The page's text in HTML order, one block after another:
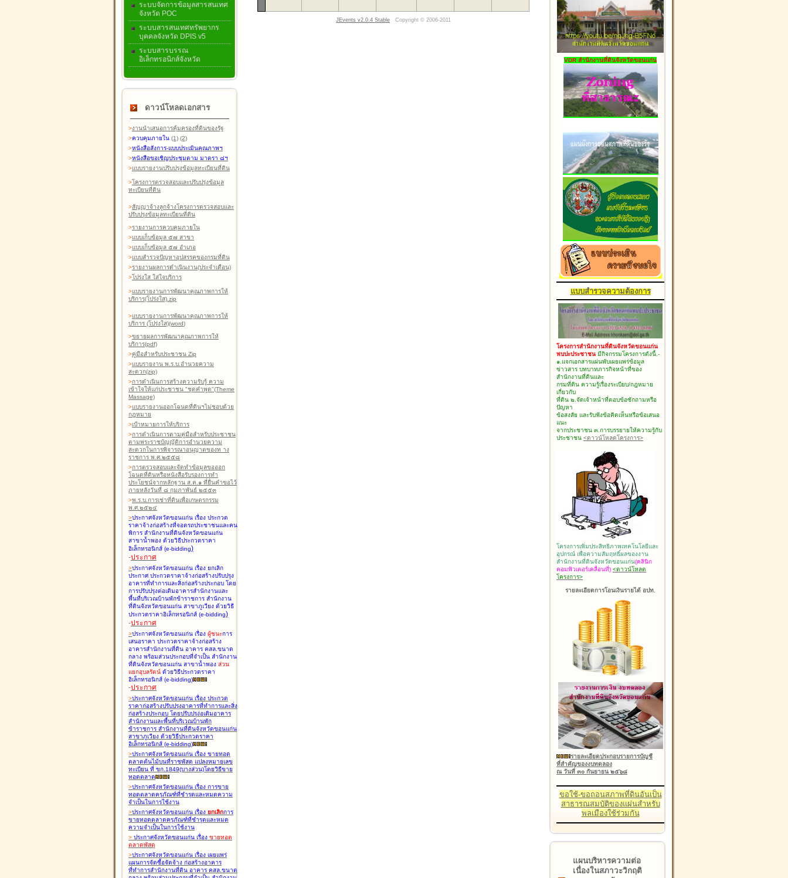
ระบบจัดการข้อมูลสารสนเทศ
จังหวัด POC
ระบบสารสนเทศทรัพยากร
บุคคลจังหวัด DPIS v5
ระบบสารบรรณ
อิเล็กทรอนิกส์จังหวัด
ดาวน์โหลดเอกสาร
>งานนำเสนอการคุ้มครองที่ดินของรัฐ
>ควบคุมภายใน (1) (2)
>หนังสือสังการ-แบบประเมินคุณภาพฯ
>หนังสือขอเชิญประชุมตาม มาตรา ๘ฯ
>แบบรายงานปรับปรุงข้อมูลทะเบียนที่ดิน
>โครงการตรวจสอบและปรับปรุงข้อมูล
ทะเบียนที่ดิน
>สัญญาจ้างลูกจ้างโครงการตรวจสอบและ
ปรับปรุงข้อมูลทะเบียนที่ดิน
>รายงานการควบคุมภายใน
>แบบเก็บข้อมูล ๕๗ สาขา
>แบบเก็บข้อมูล ๕๗ อำเภอ
>แบบสำรวจปัญหาอุปสรรคของกรมที่ดิน
>รายงานผลการดำเนินงาน(ประจำเดือน)
>โปร่งใส ใส่ใจบริการ
>แบบรายงานการพัฒนาคุณภาพการให้
บริการ(โปร่งใส).zip
>แบบรายงานการพัฒนาคุณภาพการให้
บริการ (โปร่งใส)(word)
>ขยายผลการพัฒนาคุณภาพการให้
บริการ(pdf)
>คู่มือสำหรับประชาชน Zip
>แบบรายงาน พ.ร.บ.อำนวยความ
สะดวก(zip)
>การดำเนินการสร้างความรับรู้ ความ
เข้าใจให้แก่ประชาชน "ชุดคำพูด"(Theme
Massage)
>แบบรายงานออกโฉนดที่ดินฯไม่ชอบด้วย
กฎหมาย
>เป้าหมายการให้บริการ
>การดำเนินการตามคู่มือสำหรับประชาชน
ตามพระราชบัญญัติการอำนวยความ
สะดวกในการพิจารณาอนุญาตของท าง
ราชการ พ.ศ.๒๕๕๘
>การตรวจสอบและจัดทำข้อมูลขอออก
โฉนดที่ดินหรือหนังสือรับรองการทำ
ประโยชน์จากหลักฐาน ส.ค.๑ ที่ยื่นคำขอไว้
ภายหลังวันที่ ๘ กุมภาพันธ์ ๒๕๕๓
>พ.ร.บ.การเช่าที่ดินเพื่อเกษตรกรรม
พ.ศ.๒๕๒๔
>ประกาศจังหวัดขอนแก่น เรื่อง ประกวด
ราคาจ้างก่อสร้างที่จอดรถประชาชนและคน
พิการ สำนักงานที่ดินจังหวัดขอนแก่น
สาขาน้ำพอง ด้วยวิธีประกวดราคา
อิเล็กทรอนิกส์ (e-bidding)
-ประกาศ
>ประกาศจังหวัดขอนแก่น เรื่อง ยกเลิก
ประกาศ ประกวดราคาจ้างก่อสร้างปรับปรุง
อาคารที่ทำการและสิ่งก่อสร้างประกอบ โดย
การปรับปรุงต่อเติมอาคารสำนักงานและ
พื้นที่บริเวณบ้านพักข้าราชการ สำนักงาน
ที่ดินจังหวัดขอนแก่น สาขาภูเวียง ด้วยวิธี
ประกวดราคาอิเล็กทรอนิกส์ (e-bidding)
-ประกาศ
>ประกาศจังหวัดขอนแก่น เรื่อง ผู้ชนะการ
เสนอราคา ประกวดราคาจ้างก่อสร้าง
อาคารสำนักงานที่ดิน อาคาร คสล.ขนาด
กลาง พร้อมส่วนประกอบที่จำเป็น สำนักงาน
ที่ดินจังหวัดขอนแก่น สาขาน้ำพอง ส่วน
แยกอุบลรัตน์ ด้วยวิธีประกวดราคา
อิเล็กทรอนิกส์ (e-bidding)
-ประกาศ
>ประกาศจังหวัดขอนแก่น เรื่อง ประกวด
ราคาก่อสร้างปรับปรุงอาคารที่ทำการและสิ่ง
ก่อสร้างประกอบ โดยปรับปรุง่อเติมอาคาร
สำนักงานและพื้นที่บริเวณบ้านพัก
ข้าราชการ สำนักงานที่ดินจังหวัดขอนแก่น
สาขาภูเวียง ด้วยวิธีประกวดราคา
อิเล็กทรอนิกส์ (e-bidding)
>ประกาศจังหวัดขอนแก่น เรื่อง ขายทอด
ตลาดต้นไม้บนที่ราชพัสดุ แปลงหมายเลข
ทะเบียน ที่ ขก.1849(บางส่วน)โดยวิธีขาย
ทอดตลาด
>ประกาศจังหวัดขอนแก่น เรื่อง การขาย
ทอดตลาดครุภัณฑ์ที่ชำรุดและหมดความ
จำเป็นในการใช้งาน
>ประกาศจังหวัดขอนแก่น เรื่อง ยกเลิกการ
ขายทอดตลาดครุภัณฑ์ที่ชำรุดและหมด
ความจำเป็นในการใช้งาน
> ประกาศจังหวัดขอนแก่น เรื่อง ขายทอด
ตลาดพัสดุ
>ประกาศจังหวัดขอนแก่น เรื่อง เผยแพร่
แผนการจัดซื้อจัดจ้าง ก่อสร้างอาคาร
ที่ทำการสำนักงานที่ดิน อาคาร คสล.ขนาด
JEvents v2.0.4 Stable Copyright © 2006-2011
VDR สำนักงานที่ดินจังหวัดขอนแก่น
แบบสำรวจความต้องการ
โครงการสำนักงานที่ดินจังหวัดขอนแก่น
พบปะประชาชน มีกิจกรรมโครงการดังนี้.-
๑.แจกเอกสารแผ่นพับเผยแพร่ข้อมูล
ข่าวสาร บทบาทภารกิจหน้าที่ของ
สำนักงานที่ดินและ
กรมที่ดิน ความรู้เรื่องระเบียบ/กฎหมาย
เกี่ยวกับ
ที่ดิน ๒.จัดเจ้าหน้าที่ตอบข้อซักถามหรือ
ปัญหา
ข้อสงสัย และรับฟังข้อคิดเห็นหรือข้อเสนอ
แนะ
จากประชาชน ๓.การบรรยายให้ความรู้กับ
ประชาชน <ดาวน์โหลดโครงการ>
โครงการเพิ่มประสิทธิภาพเทคโนโลยีและ
อุปกรณ์ เพื่อความสัมฤทธิ์ผลของงาน
สำนักงานที่ดินจังหวัดขอนแก่น(คลินิก
คอมพิวเตอร์เคลื่อนที่) <ดาวน์โหลด
โครงการ>
รายละเอียดการโอนเงินรายได้ อปท.
รายละเอียดประกอบรายการบัญชี
ที่สำคัญของงบทดลอง
ณ วันที่ ๓๐ กันยายน ๒๕๖๘
ขอใช้-ขอถอนสภาพที่ดินอันเป็น
สาธารณสมบัติของแผ่นสำหรับ
พลเมืองใช้ร่วมกัน
แผนบริหารความต่อ
เนื่องในสภาวะวิกฤติ